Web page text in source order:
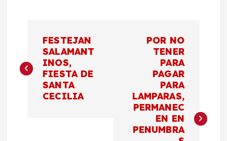
a
v
FESTEJAN
SALAMANT
INOS,
FIESTA DE
SANTA
CECILIA
POR NO
TENER
PARA
PAGAR
PARA
LAMPARAS,
PERMANEC
EN EN
PENUMBRA